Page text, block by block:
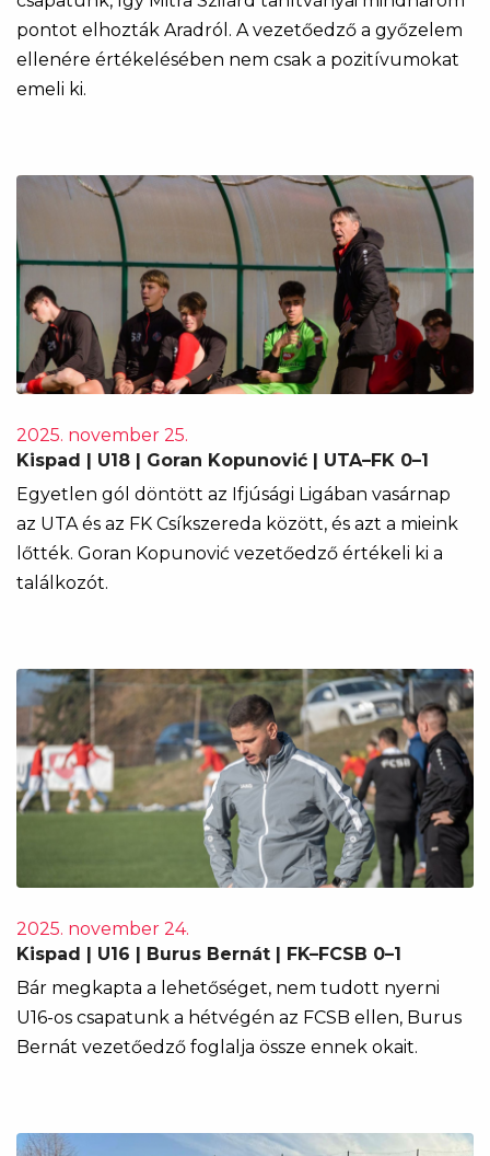
pontot elhozták Aradról. A vezetőedző a győzelem
ellenére értékelésében nem csak a pozitívumokat
emeli ki.
2025. november 25.
Kispad | U18 | Goran Kopunović | UTA–FK 0–1
Egyetlen gól döntött az Ifjúsági Ligában vasárnap
az UTA és az FK Csíkszereda között, és azt a mieink
lőtték. Goran Kopunović vezetőedző értékeli ki a
találkozót.
2025. november 24.
Kispad | U16 | Burus Bernát | FK–FCSB 0–1
Bár megkapta a lehetőséget, nem tudott nyerni
U16-os csapatunk a hétvégén az FCSB ellen, Burus
Bernát vezetőedző foglalja össze ennek okait.